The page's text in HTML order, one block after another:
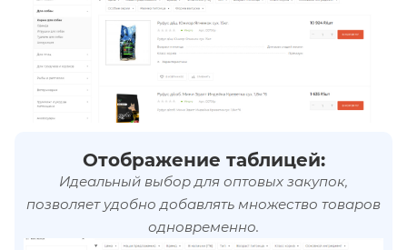
Отображение таблицей:
Идеальный выбор для оптовых закупок,
позволяет удобно добавлять множество товаров
одновременно.